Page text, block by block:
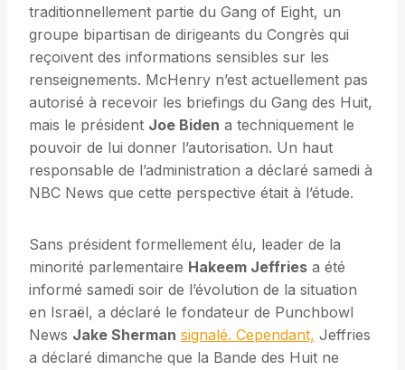
traditionnellement partie du Gang of Eight, un
groupe bipartisan de dirigeants du Congrès qui
reçoivent des informations sensibles sur les
renseignements. McHenry n’est actuellement pas
autorisé à recevoir les briefings du Gang des Huit,
mais le président Joe Biden a techniquement le
pouvoir de lui donner l’autorisation. Un haut
responsable de l’administration a déclaré samedi à
NBC News que cette perspective était à l’étude.
Sans président formellement élu, leader de la
minorité parlementaire Hakeem Jeffries a été
informé samedi soir de l’évolution de la situation
en Israël, a déclaré le fondateur de Punchbowl
News Jake Sherman signalé. Cependant, Jeffries
a déclaré dimanche que la Bande des Huit ne